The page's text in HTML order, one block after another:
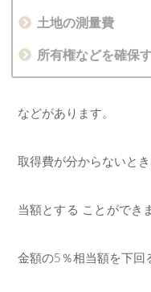
土地の測量費
所有権などを確保
などがあります。
取得費が分からないとき
当額とする ことができ
金額の5％相当額を下回